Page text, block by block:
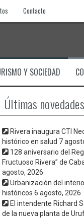
Contacto
Y SOCIEDAD
Últimas novedades
Rivera inaugura CTI
histórico en salud 7
128 aniversario del
Fructuoso Rivera” de
agosto, 2026
Urbanización del
históricos 6 agosto, 2026
El intendente Richard
de la nueva planta de